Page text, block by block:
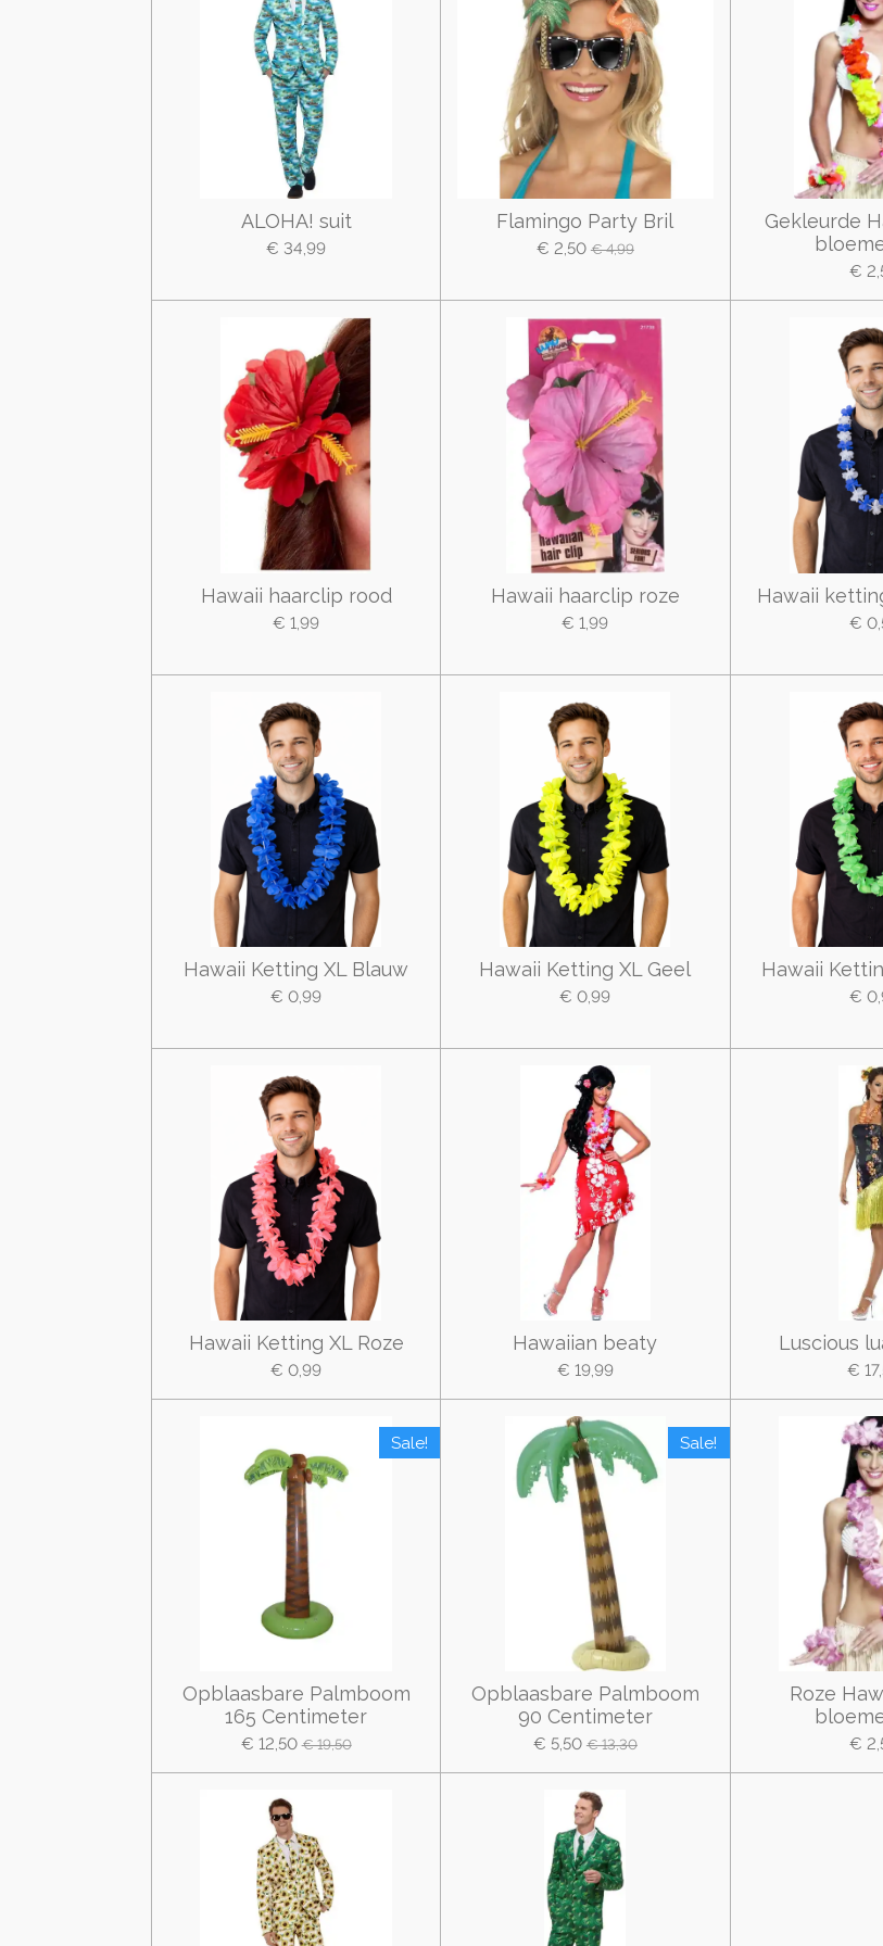
ALOHA! suit
€ 34,99
Flamingo Party Bril
€ 2,50 € 4,99
Gekleurde
€
Hawaii haarclip rood
€ 1,99
Hawaii haarclip roze
€ 1,99
Hawaii
€
Hawaii Ketting XL Blauw
€ 0,99
Hawaii Ketting XL Geel
€ 0,99
Hawaii
€
Hawaii Ketting XL Roze
€ 0,99
Hawaiian beaty
€ 19,99
Luscious
€
Sale!
Opblaasbare Palmboom
165 Centimeter
€ 12,50 € 19,50
Sale!
Opblaasbare Palmboom
90 Centimeter
€ 5,50 € 13,30
Roze
€